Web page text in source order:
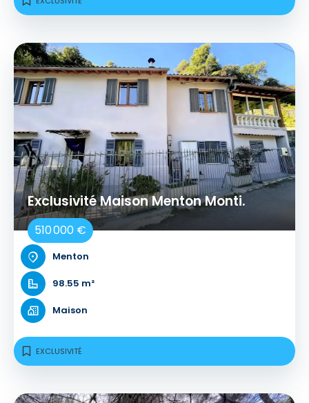
Exclusivité Maison Menton Monti.
510 000 €
Menton
98.55 m²
Maison
EXCLUSIVITÉ